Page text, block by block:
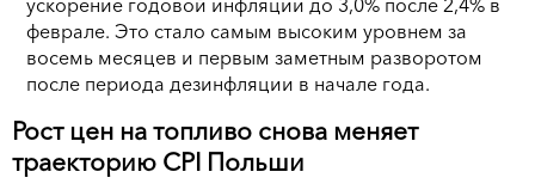
феврале. Это стало самым высоким уровнем за
восемь месяцев и первым заметным разворотом
после периода дезинфляции в начале года.
Рост цен на топливо снова меняет
траекторию CPI Польши